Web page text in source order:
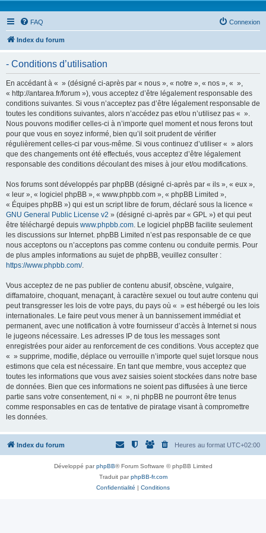
FAQ Connexion
Index du forum
- Conditions d’utilisation
En accédant à « » (désigné ci-après par « nous », « notre », « nos », « »,
« http://antarea.fr/forum »), vous acceptez d’être légalement responsable des
conditions suivantes. Si vous n’acceptez pas d’être légalement responsable de
toutes les conditions suivantes, alors n’accédez pas et/ou n’utilisez pas « ».
Nous pouvons modifier celles-ci à n’importe quel moment et nous ferons tout
pour que vous en soyez informé, bien qu’il soit prudent de vérifier
régulièrement celles-ci par vous-même. Si vous continuez d’utiliser « » alors
que des changements ont été effectués, vous acceptez d’être légalement
responsable des conditions découlant des mises à jour et/ou modifications.
Nos forums sont développés par phpBB (désigné ci-après par « ils », « eux »,
« leur », « logiciel phpBB », « www.phpbb.com », « phpBB Limited »,
« Équipes phpBB ») qui est un script libre de forum, déclaré sous la licence «
GNU General Public License v2 » (désigné ci-après par « GPL ») et qui peut
être téléchargé depuis www.phpbb.com. Le logiciel phpBB facilite seulement
les discussions sur Internet. phpBB Limited n’est pas responsable de ce que
nous acceptons ou n’acceptons pas comme contenu ou conduite permis. Pour
de plus amples informations au sujet de phpBB, veuillez consulter :
https://www.phpbb.com/.
Vous acceptez de ne pas publier de contenu abusif, obscène, vulgaire,
diffamatoire, choquant, menaçant, à caractère sexuel ou tout autre contenu qui
peut transgresser les lois de votre pays, du pays où « » est hébergé ou les lois
internationales. Le faire peut vous mener à un bannissement immédiat et
permanent, avec une notification à votre fournisseur d’accès à Internet si nous
le jugeons nécessaire. Les adresses IP de tous les messages sont
enregistrées pour aider au renforcement de ces conditions. Vous acceptez que
« » supprime, modifie, déplace ou verrouille n’importe quel sujet lorsque nous
estimons que cela est nécessaire. En tant que membre, vous acceptez que
toutes les informations que vous avez saisies soient stockées dans notre base
de données. Bien que ces informations ne soient pas diffusées à une tierce
partie sans votre consentement, ni « », ni phpBB ne pourront être tenus
comme responsables en cas de tentative de piratage visant à compromettre
les données.
Index du forum Heures au format UTC+02:00
Développé parphpBB® Forum Software © phpBB Limited
Traduit parphpBB-fr.com
Confidentialité | Conditions